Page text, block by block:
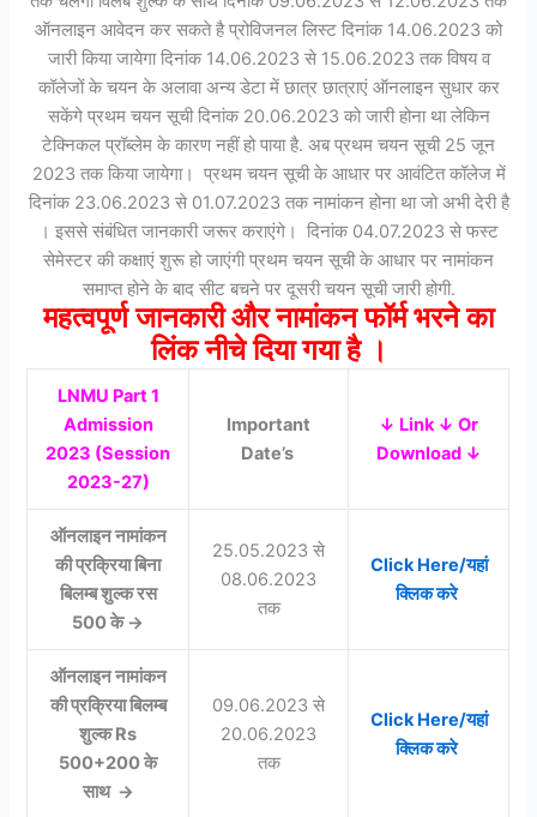
ऑनलाइन आवेदन कर सकते है प्रोविजनल लिस्ट दिनांक 14.06.2023 को
जारी किया जायेगा दिनांक 14.06.2023 से 15.06.2023 तक विषय व
कॉलेजों के चयन के अलावा अन्य डेटा में छात्र छात्राएं ऑनलाइन सुधार कर
सकेंगे प्रथम चयन सूची दिनांक 20.06.2023 को जारी होना था लेकिन
टेक्निकल प्रॉब्लेम के कारण नहीं हो पाया है. अब प्रथम चयन सूची 25 जून
2023 तक किया जायेगा। प्रथम चयन सूची के आधार पर आवंटित कॉलेज में
दिनांक 23.06.2023 से 01.07.2023 तक नामांकन होना था जो अभी देरी है
। इससे संबंधित जानकारी जरूर कराएंगे। दिनांक 04.07.2023 से फस्ट
सेमेस्टर की कक्षाएं शुरू हो जाएंगी प्रथम चयन सूची के आधार पर नामांकन
समाप्त होने के बाद सीट बचने पर दूसरी चयन सूची जारी होगी.
महत्वपूर्ण जानकारी और नामांकन फॉर्म भरने का
लिंक नीचे दिया गया है ।
LNMU Part 1
Admission
2023 (Session
2023-27)
Important
Date’s
↓ Link ↓ Or
Download ↓
ऑनलाइन नामांकन
की प्रक्रिया बिना
बिलम्ब शुल्क रस
500 के →
25.05.2023 से
08.06.2023
तक
Click Here/यहां
क्लिक करे
ऑनलाइन नामांकन
की प्रक्रिया बिलम्ब
शुल्क Rs
500+200 के
साथ →
09.06.2023 से
20.06.2023
तक
Click Here/यहां
क्लिक करे